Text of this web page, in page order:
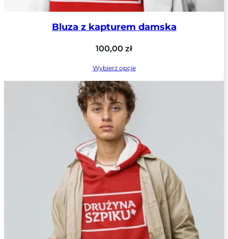
Bluza z kapturem damska
100,00 zł
Wybierz opcje